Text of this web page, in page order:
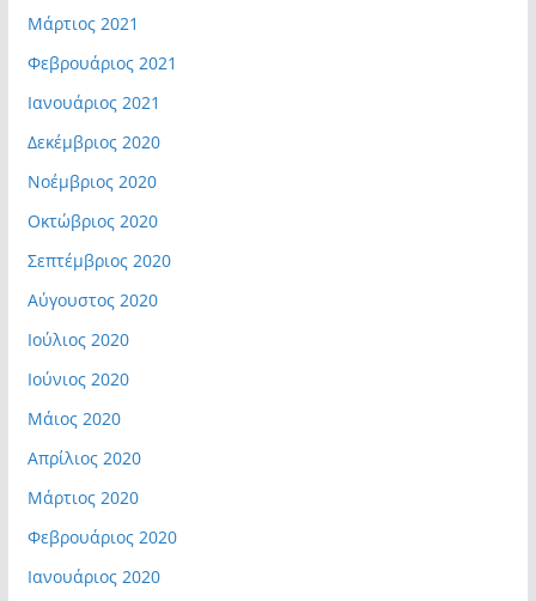
Μάρτιος 2021
Φεβρουάριος 2021
Ιανουάριος 2021
Δεκέμβριος 2020
Νοέμβριος 2020
Οκτώβριος 2020
Σεπτέμβριος 2020
Αύγουστος 2020
Ιούλιος 2020
Ιούνιος 2020
Μάιος 2020
Απρίλιος 2020
Μάρτιος 2020
Φεβρουάριος 2020
Ιανουάριος 2020